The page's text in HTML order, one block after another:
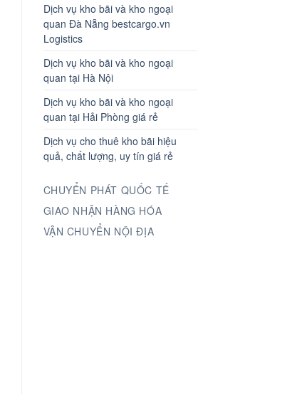
Dịch vụ kho bãi và kho ngoại
quan Đà Nẵng bestcargo.vn
Logistics
Dịch vụ kho bãi và kho ngoại
quan tại Hà Nội
Dịch vụ kho bãi và kho ngoại
quan tại Hải Phòng giá rẻ
Dịch vụ cho thuê kho bãi hiệu
quả, chất lượng, uy tín giá rẻ
CHUYỂN PHÁT QUỐC TẾ
GIAO NHẬN HÀNG HÓA
VẬN CHUYỂN NỘI ĐỊA